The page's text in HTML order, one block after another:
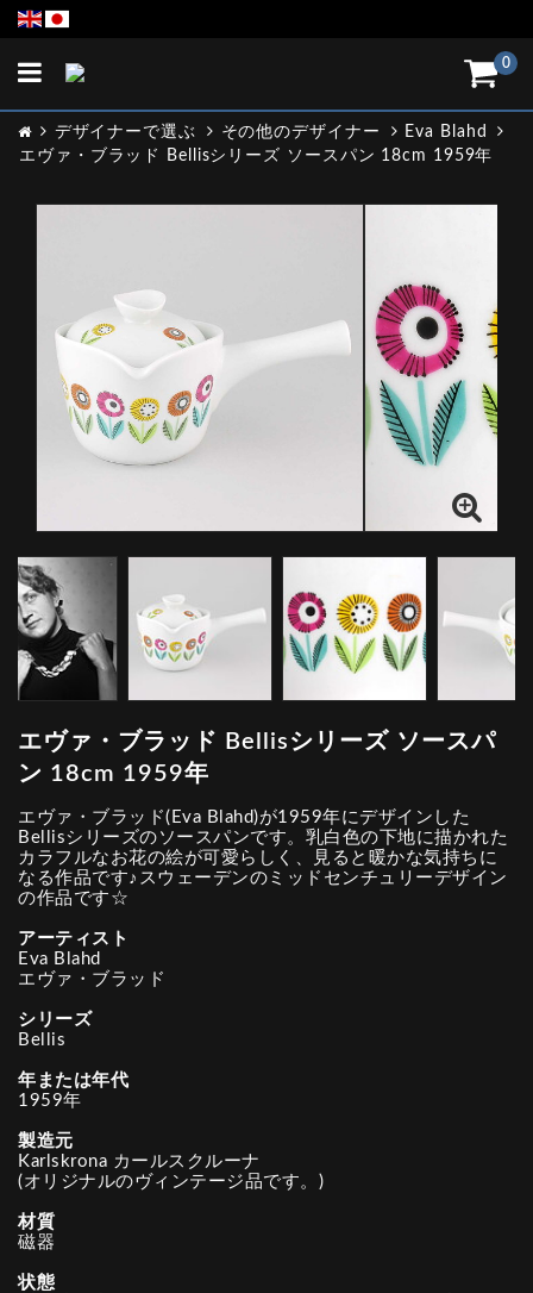
0
Toggle
デザイナーで選ぶ その他のデザイナー
Eva Blahd
エヴァ・ブラッド Bellisシリーズ ソースパン 18cm 1959年
エヴァ・ブラッド Bellisシリーズ ソースパ
ン 18cm 1959年
エヴァ・ブラッド(Eva Blahd)が1959年にデザインした
Bellisシリーズのソースパンです。乳白色の下地に描かれた
カラフルなお花の絵が可愛らしく、見ると暖かな気持ちに
なる作品です♪スウェーデンのミッドセンチュリーデザイン
の作品です☆
アーティスト
Eva Blahd
エヴァ・ブラッド
シリーズ
Bellis
年または年代
1959年
製造元
Karlskrona カールスクルーナ
(オリジナルのヴィンテージ品です。)
材質
磁器
状態